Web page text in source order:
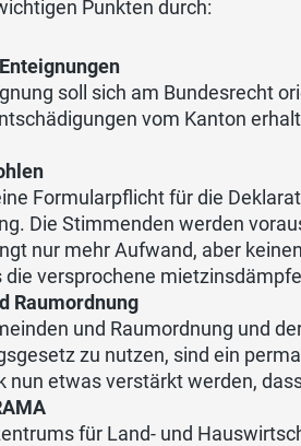
Punkten durch:
soll sich am Bundesrecht
vom Kanton
Formularpflicht für die
Die Stimmenden werden
nur mehr Aufwand, aber
versprochene
Raumordnung
und Raumordnung und
zu nutzen, sind ein
nun etwas verstärkt werden,
für Land- und